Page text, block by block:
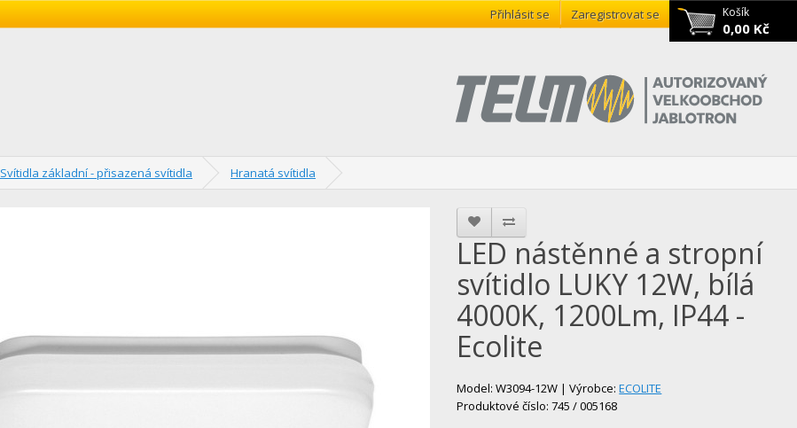
Košík
0,00 Kč
Přihlásit se Zaregistrovat se
Svítidla základní - přisazená svítidla Hranatá svítidla
LED nástěnné a stropní
svítidlo LUKY 12W, bílá
4000K, 1200Lm, IP44 -
Ecolite
Model: W3094-12W | Výrobce:ECOLITE
Produktové číslo: 745 / 005168